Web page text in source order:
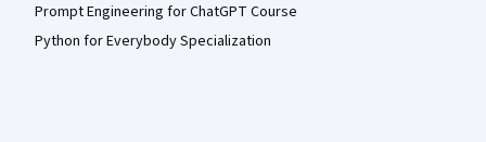
Prompt Engineering for ChatGPT Course
Python for Everybody Specialization